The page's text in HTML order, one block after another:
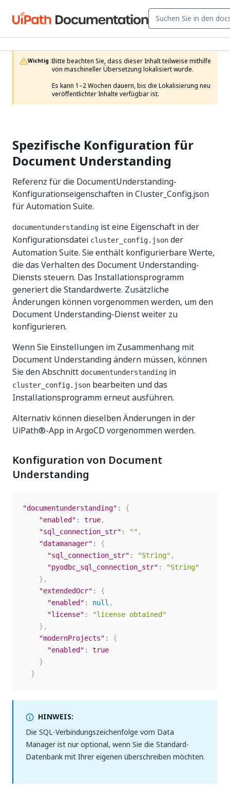
Wichtig :Bitte beachten Sie, dass dieser Inhalt teilweise mithilfe
von maschineller Übersetzung lokalisiert wurde.
Es kann 1–2 Wochen dauern, bis die Lokalisierung neu
veröffentlichter Inhalte verfügbar ist.
Spezifische Konfiguration für
Document Understanding
Referenz für die DocumentUnderstanding-
Konfigurationseigenschaften in Cluster_Config.json
für Automation Suite.
documentunderstanding ist eine Eigenschaft in der
Konfigurationsdatei cluster_config.json der
Automation Suite. Sie enthält konfigurierbare Werte,
die das Verhalten des Document Understanding-
Diensts steuern. Das Installationsprogramm
generiert die Standardwerte. Zusätzliche
Änderungen können vorgenommen werden, um den
Document Understanding-Dienst weiter zu
konfigurieren.
Wenn Sie Einstellungen im Zusammenhang mit
Document Understanding ändern müssen, können
Sie den Abschnitt documentunderstanding in
cluster_config.json bearbeiten und das
Installationsprogramm erneut ausführen.
Alternativ können dieselben Änderungen in der
UiPath®-App in ArgoCD vorgenommen werden.
Konfiguration von Document
Understanding
"documentunderstanding" :
{
"enabled" : true,
"sql_connection_str" : "" ,
"datamanager" :
{
"sql_connection_str" : "String" ,
"pyodbc_sql_connection_str" :
"String"
} ,
"extendedOcr" :
{
"enabled" : null ,
"license" :
"license obtained"
} ,
"modernProjects" :
{
"enabled" :
true
}
}
HINWEIS:
Die SQL-Verbindungszeichenfolge vom Data
Manager ist nur optional, wenn Sie die Standard-
Datenbank mit Ihrer eigenen überschreiben möchten.